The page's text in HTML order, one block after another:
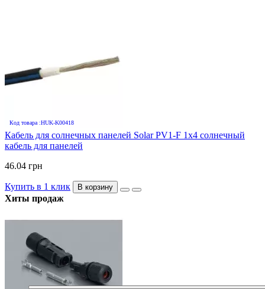
Код товара :HUK-K00418
Кабель для солнечных панелей Solar PV1-F 1х4 солнечный
кабель для панелей
46.04 грн
Купить в 1 клик В корзину
Хиты продаж